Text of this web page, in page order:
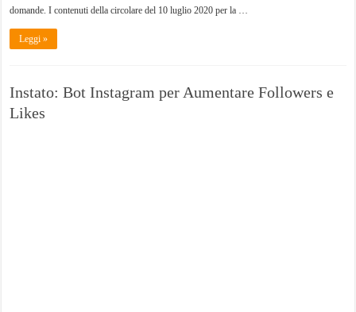
domande. I contenuti della circolare del 10 luglio 2020 per la …
Leggi »
Instato: Bot Instagram per Aumentare Followers e
Likes